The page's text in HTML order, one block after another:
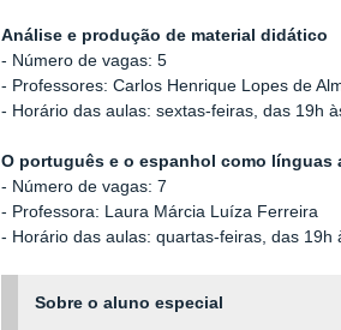
Análise e produção de material didático
- Número de vagas: 5
- Professores: Carlos Henrique Lopes de
- Horário das aulas: sextas-feiras, das 19h
O português e o espanhol como línguas
- Número de vagas: 7
- Professora: Laura Márcia Luíza Ferreira
- Horário das aulas: quartas-feiras, das 19h
Sobre o aluno especial